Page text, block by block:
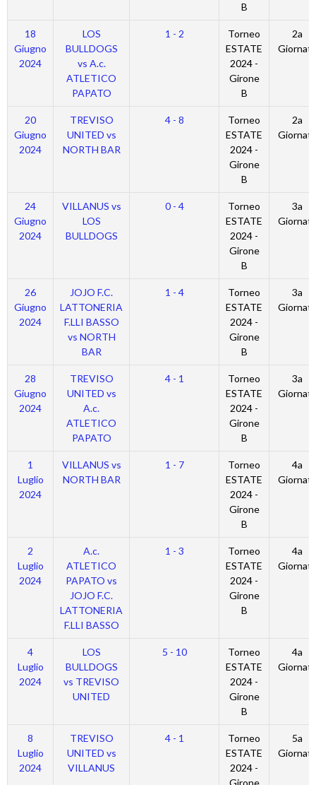
B
18
Giugno
2024
LOS
BULLDOGS
vs A.c.
ATLETICO
PAPATO
1 - 2
Torneo
ESTATE
2024 -
Girone
B
2a
Giornata
20
Giugno
2024
TREVISO
UNITED vs
NORTH BAR
4 - 8
Torneo
ESTATE
2024 -
Girone
B
2a
Giornata
24
Giugno
2024
VILLANUS vs
LOS
BULLDOGS
0 - 4
Torneo
ESTATE
2024 -
Girone
B
3a
Giornata
26
Giugno
2024
JOJO F.C.
LATTONERIA
F.LLI BASSO
vs NORTH
BAR
1 - 4
Torneo
ESTATE
2024 -
Girone
B
3a
Giornata
28
Giugno
2024
TREVISO
UNITED vs
A.c.
ATLETICO
PAPATO
4 - 1
Torneo
ESTATE
2024 -
Girone
B
3a
Giornata
1
Luglio
2024
VILLANUS vs
NORTH BAR
1 - 7
Torneo
ESTATE
2024 -
Girone
B
4a
Giornata
2
Luglio
2024
A.c.
ATLETICO
PAPATO vs
JOJO F.C.
LATTONERIA
F.LLI BASSO
1 - 3
Torneo
ESTATE
2024 -
Girone
B
4a
Giornata
4
Luglio
2024
LOS
BULLDOGS
vs TREVISO
UNITED
5 - 10
Torneo
ESTATE
2024 -
Girone
B
4a
Giornata
8
Luglio
2024
TREVISO
UNITED vs
VILLANUS
4 - 1
Torneo
ESTATE
2024 -
5a
Giornata